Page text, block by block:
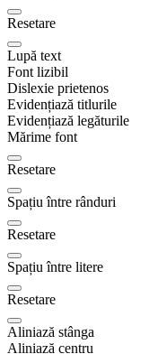
Resetare
Lupă text
Font lizibil
Dislexie prietenos
Evidențiază titlurile
Evidențiază legăturile
Mărime font
Resetare
Spațiu între rânduri
Resetare
Spațiu între litere
Resetare
Aliniază stânga
Aliniază centru